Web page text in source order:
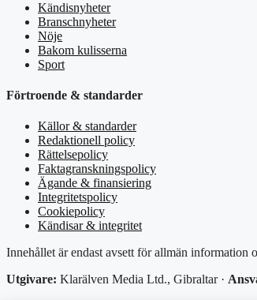
Kändisnyheter
Branschnyheter
Nöje
Bakom kulisserna
Sport
Förtroende & standarder
Källor & standarder
Redaktionell policy
Rättelsepolicy
Faktagranskningspolicy
Ägande & finansiering
Integritetspolicy
Cookiepolicy
Kändisar & integritet
Innehållet är endast avsett för allmän
Utgivare: Klarälven Media Ltd., Gibraltar ·